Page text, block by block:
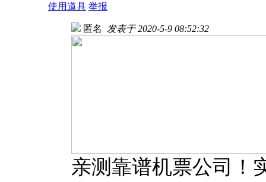
使用道具 举报
匿名 发表于 2020-5-9 08:52:32
亲测靠谱机票公司！